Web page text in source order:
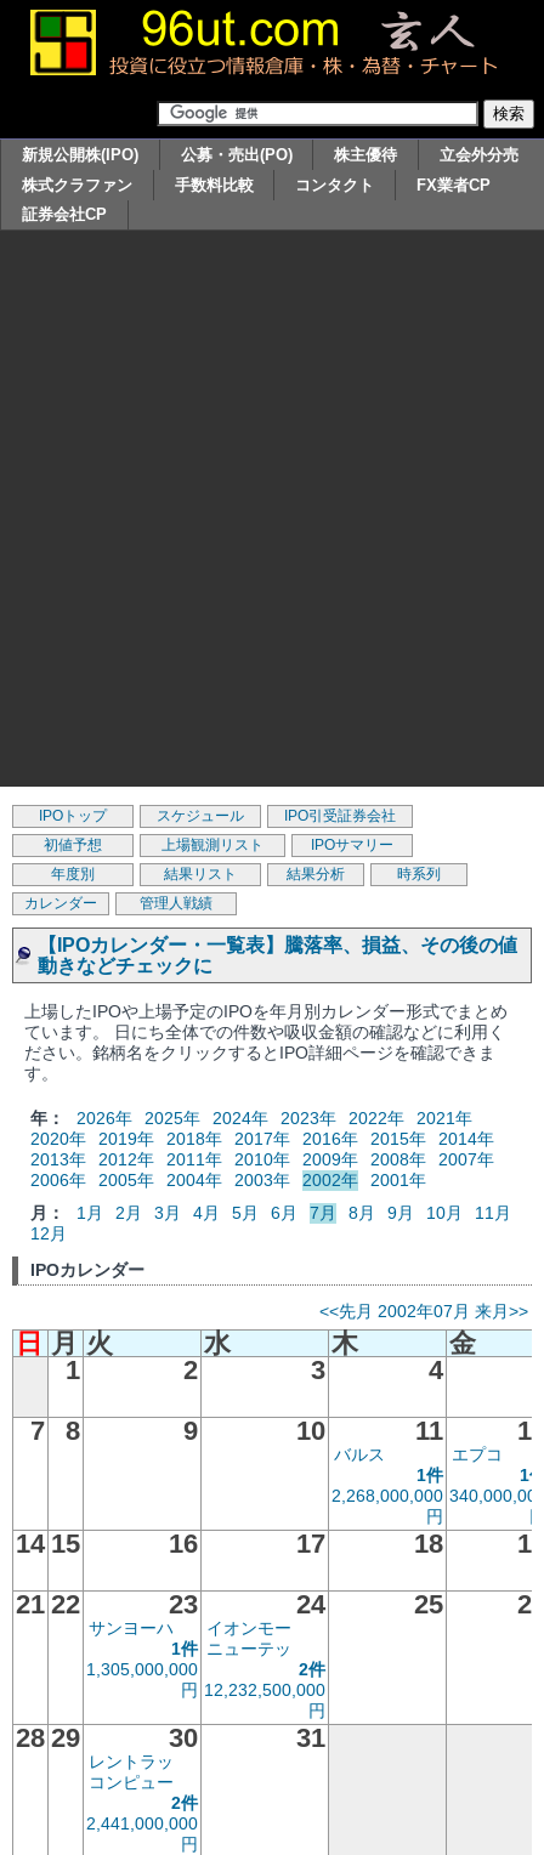
新規公開株(IPO) 公募・売出(PO) 株主優待
立会外分売
株式クラファン
手数料比較 コンタクト
FX業者CP
証券会社CP
IPOトップ スケジュール
IPO引受証券会社
初値予想
上場観測リスト
IPOサマリー
年度別
結果リスト 結果分析
時系列
カレンダー
管理人戦績
【IPOカレンダー・一覧表】騰落率、損益、その後の値
動きなどチェックに
上場したIPOや上場予定のIPOを年月別カレンダー形式でまとめ
ています。 日にち全体での件数や吸収金額の確認などに利用く
ださい。銘柄名をクリックするとIPO詳細ページを確認できま
す。
年： 2026年 2025年 2024年 2023年 2022年
2021年
2020年
2019年 2018年 2017年 2016年 2015年
2014年
2013年
2012年 2011年 2010年 2009年 2008年
2007年
2006年
2005年 2004年 2003年 2002年
2001年
月：
1月 2月 3月 4月 5月 6月 7月 8月 9月 10月
11月
12月
IPOカレンダー
<<先月 2002年07月 来月>>
日 月 火 水 木
金
1
2 3 4
7
8 9 10 11
バルス
1件
2,268,000,000
円
エプコ
1
14 15 16 17 18
21 22 23
サンヨーハ
1件
1,305,000,000
円
24
イオンモー
ニューテッ
2件
12,232,500,000
円
25
28 29 30
レントラッ
コンピュー
2件
2,441,000,000
円
31